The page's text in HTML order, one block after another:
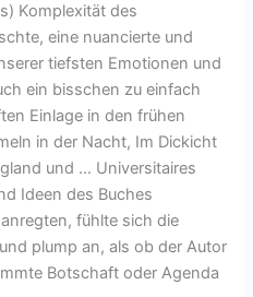
Komplexität des
eine nuancierte und
tiefsten Emotionen und
ein bisschen zu einfach
Einlage in den frühen
in der Nacht, Im Dickicht
und … Universitaires
Ideen des Buches
fühlte sich die
plump an, als ob der Autor
Botschaft oder Agenda